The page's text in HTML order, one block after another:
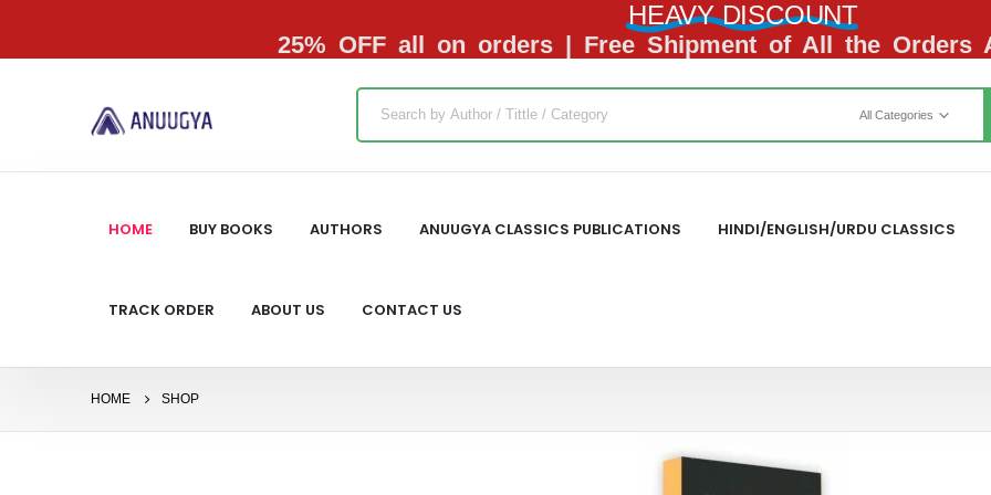
HEAVY DISCOUNT
25% OFF all on orders | Free Shipment of All the Orders
All Categories
HOME BUY BOOKS AUTHORS ANUUGYA CLASSICS PUBLICATIONS HINDI/ENGLISH/URDU CLASSICS
TRACK ORDER ABOUT US CONTACT US
HOME SHOP